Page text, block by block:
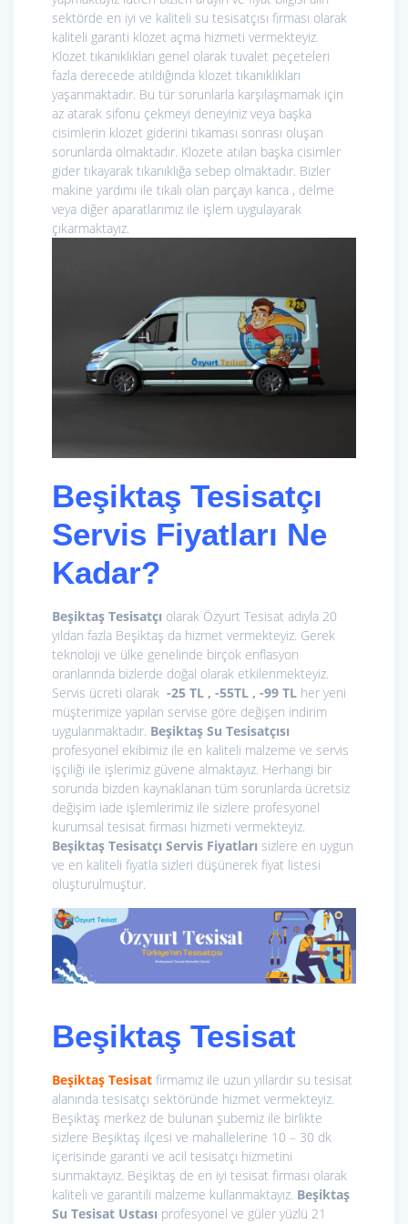
sektörde en iyi ve kaliteli su tesisatçısı firması olarak
kaliteli garanti klozet açma hizmeti vermekteyiz.
Klozet tıkanıklıkları genel olarak tuvalet peçeteleri
fazla derecede atıldığında klozet tıkanıklıkları
yaşanmaktadır. Bu tür sorunlarla karşılaşmamak için
az atarak sifonu çekmeyi deneyiniz veya başka
cisimlerin klozet giderini tıkaması sonrası oluşan
sorunlarda olmaktadır. Klozete atılan başka cisimler
gider tıkayarak tıkanıklığa sebep olmaktadır. Bizler
makine yardımı ile tıkalı olan parçayı kanca , delme
veya diğer aparatlarımız ile işlem uygulayarak
çıkarmaktayız.
Beşiktaş Tesisatçı
Servis Fiyatları Ne
Kadar?
Beşiktaş Tesisatçı olarak Özyurt Tesisat adıyla 20
yıldan fazla Beşiktaş da hizmet vermekteyiz. Gerek
teknoloji ve ülke genelinde birçok enflasyon
oranlarında bizlerde doğal olarak etkilenmekteyiz.
Servis ücreti olarak -25 TL , -55TL , -99 TL her yeni
müşterimize yapılan servise göre değişen indirim
uygulanmaktadır. Beşiktaş Su Tesisatçısı
profesyonel ekibimiz ile en kaliteli malzeme ve servis
işçiliği ile işlerimiz güvene almaktayız. Herhangi bir
sorunda bizden kaynaklanan tüm sorunlarda ücretsiz
değişim iade işlemlerimiz ile sizlere profesyonel
kurumsal tesisat firması hizmeti vermekteyiz.
Beşiktaş Tesisatçı Servis Fiyatları sizlere en uygun
ve en kaliteli fiyatla sizleri düşünerek fiyat listesi
oluşturulmuştur.
Beşiktaş Tesisat
Beşiktaş Tesisat firmamız ile uzun yıllardır su tesisat
alanında tesisatçı sektöründe hizmet vermekteyiz.
Beşiktaş merkez de bulunan şubemiz ile birlikte
sizlere Beşiktaş ilçesi ve mahallelerine 10 – 30 dk
içerisinde garanti ve acil tesisatçı hizmetini
sunmaktayız. Beşiktaş de en iyi tesisat firması olarak
kaliteli ve garantili malzeme kullanmaktayız. Beşiktaş
Su Tesisat Ustası profesyonel ve güler yüzlü 21